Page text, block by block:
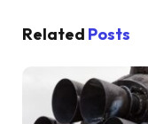
Related Posts